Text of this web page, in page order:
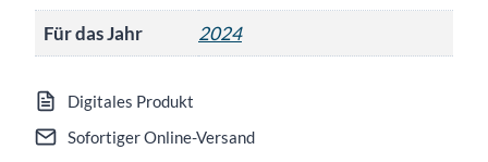
Für das Jahr
2024
Digitales Produkt
Sofortiger Online-Versand